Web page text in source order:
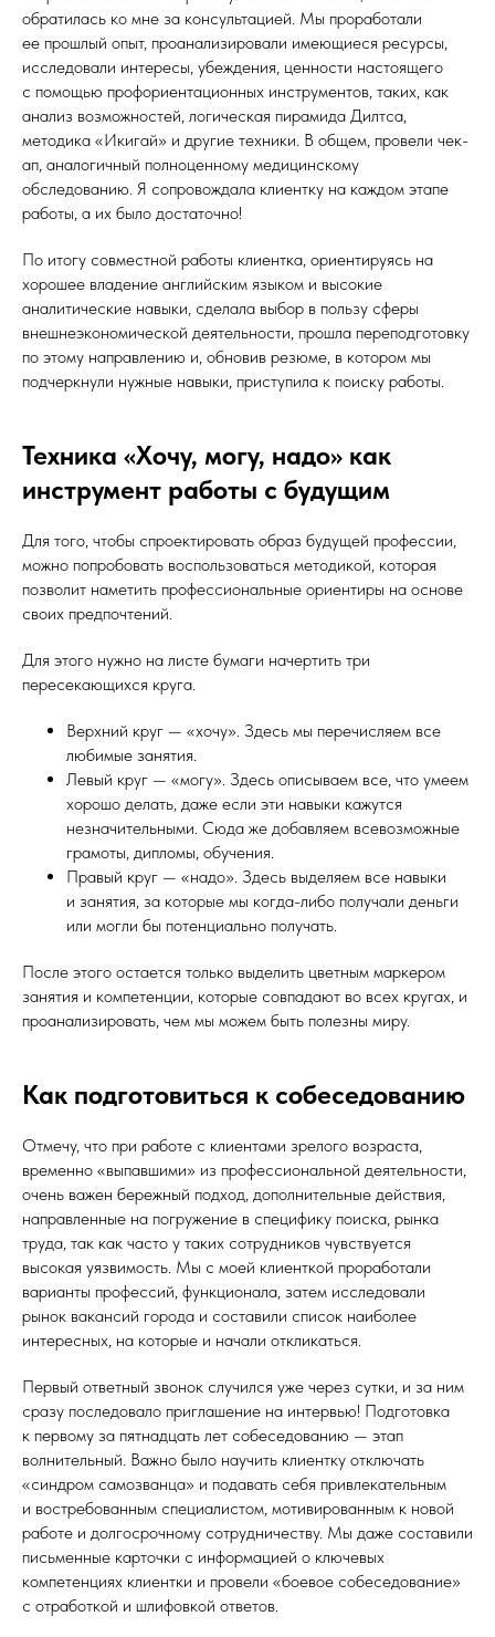
обратилась ко мне за консультацией. Мы проработали
ее прошлый опыт, проанализировали имеющиеся ресурсы,
исследовали интересы, убеждения, ценности настоящего
с помощью профориентационных инструментов, таких, как
анализ возможностей, логическая пирамида Дилтса,
методика «Икигай» и другие техники. В общем, провели чек-
ап, аналогичный полноценному медицинскому
обследованию. Я сопровождала клиентку на каждом этапе
работы, а их было достаточно!
По итогу совместной работы клиентка, ориентируясь на
хорошее владение английским языком и высокие
аналитические навыки, сделала выбор в пользу сферы
внешнеэкономической деятельности, прошла переподготовку
по этому направлению и, обновив резюме, в котором мы
подчеркнули нужные навыки, приступила к поиску работы.
Техника «Хочу, могу, надо» как
инструмент работы с будущим
Для того, чтобы спроектировать образ будущей профессии,
можно попробовать воспользоваться методикой, которая
позволит наметить профессиональные ориентиры на основе
своих предпочтений.
Для этого нужно на листе бумаги начертить три
пересекающихся круга.
Верхний круг — «хочу». Здесь мы перечисляем все
любимые занятия.
Левый круг — «могу». Здесь описываем все, что умеем
хорошо делать, даже если эти навыки кажутся
незначительными. Сюда же добавляем всевозможные
грамоты, дипломы, обучения.
Правый круг — «надо». Здесь выделяем все навыки
и занятия, за которые мы когда-либо получали деньги
или могли бы потенциально получать.
После этого остается только выделить цветным маркером
занятия и компетенции, которые совпадают во всех кругах, и
проанализировать, чем мы можем быть полезны миру.
Как подготовиться к собеседованию
Отмечу, что при работе с клиентами зрелого возраста,
временно «выпавшими» из профессиональной деятельности,
очень важен бережный подход, дополнительные действия,
направленные на погружение в специфику поиска, рынка
труда, так как часто у таких сотрудников чувствуется
высокая уязвимость. Мы с моей клиенткой проработали
варианты профессий, функционала, затем исследовали
рынок вакансий города и составили список наиболее
интересных, на которые и начали откликаться.
Первый ответный звонок случился уже через сутки, и за ним
сразу последовало приглашение на интервью! Подготовка
к первому за пятнадцать лет собеседованию — этап
волнительный. Важно было научить клиентку отключать
«синдром самозванца» и подавать себя привлекательным
и востребованным специалистом, мотивированным к новой
работе и долгосрочному сотрудничеству. Мы даже составили
письменные карточки с информацией о ключевых
компетенциях клиентки и провели «боевое собеседование»
с отработкой и шлифовкой ответов.